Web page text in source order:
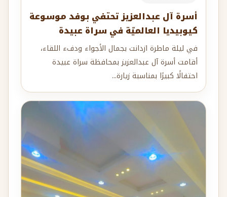
أسرة آل عبدالعزيز تحتفي بوفد موسوعة
كيوبيديا العالميّة في سراة عبيدة
في ليلة ماطرة ازدانت بجمال الأجواء ودفء اللقاء،
أقامت أسرة آل عبدالعزيز بمحافظة سراة عبيدة
احتفالًا كبيرًا بمناسبة زيارة...